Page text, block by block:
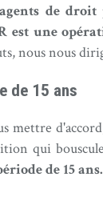
de
est une
nous nous
de 15 ans
mettre
qui
de 15 ans.